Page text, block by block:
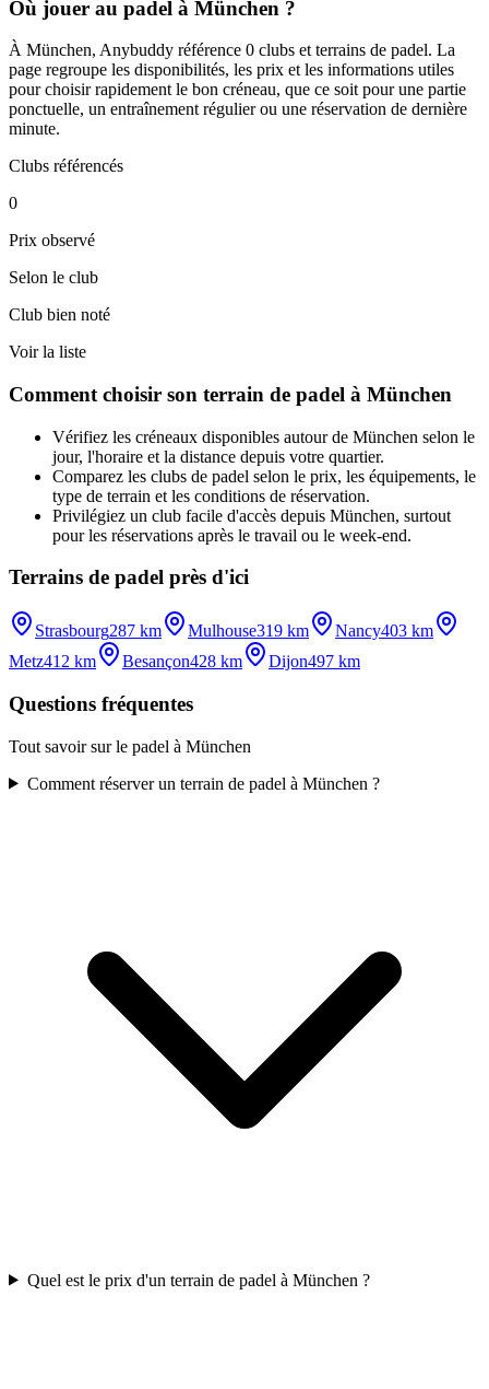
Où jouer au padel à München ?
À München, Anybuddy référence 0 clubs et terrains de padel. La
page regroupe les disponibilités, les prix et les informations utiles
pour choisir rapidement le bon créneau, que ce soit pour une partie
ponctuelle, un entraînement régulier ou une réservation de dernière
minute.
Clubs référencés
0
Prix observé
Selon le club
Club bien noté
Voir la liste
Comment choisir son terrain de padel à München
Vérifiez les créneaux disponibles autour de München selon le
jour, l'horaire et la distance depuis votre quartier.
Comparez les clubs de padel selon le prix, les équipements, le
type de terrain et les conditions de réservation.
Privilégiez un club facile d'accès depuis München, surtout
pour les réservations après le travail ou le week-end.
Terrains de padel près d'ici
Strasbourg287 km Mulhouse319 km Nancy403 km
Metz412 km Besançon428 km Dijon497 km
Questions fréquentes
Tout savoir sur le padel à München
Comment réserver un terrain de padel à München ?
Quel est le prix d'un terrain de padel à München ?